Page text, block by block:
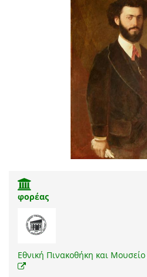
φορέας
Εθνική Πινακοθήκη και